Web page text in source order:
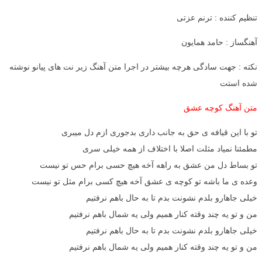
تنظیم کننده : ترنم عزتی
آهنگساز : حامد همایون
نکته : جهت سادگی هرچه بیشتر در اجرا متن آهنگ زیر نت های پیانو نوشته
شده استت
متن آهنگ کوچه عشق
تو با این قیافه ی حق به جانب داری بدجوری ازم دل میبری
مطمئنا نمیاد مثلت اصلا با اختلاف از همه خیلی سری
تو بساط دل من عشق به راهه آخه هیچ حسی برام حس تو نیست
وعده ی ما باشه تو کوچه ی عشق آخه هیچ کسی برام مثل تو نیست
خیلی جاهارو بلدم نشونت بدم تا به حال باهم نرفتیم
من و تو یه چند وقته کنار همیم ولی یه شمال باهم نرفتیم
خیلی جاهارو بلدم نشونت بدم تا به حال باهم نرفتیم
من و تو یه چند وقته کنار همیم ولی یه شمال باهم نرفتیم